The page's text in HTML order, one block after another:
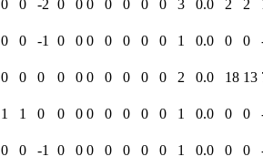
0 0 -2 0 0 0 0 0 0 0 3 0.0 2 2
0 0 -1 0 0 0 0 0 0 0 1 0.0 0 0
0 0 0 0 0 0 0 0 0 0 2 0.0 18 13
1 1 0 0 0 0 0 0 0 0 1 0.0 0 0
0 0 -1 0 0 0 0 0 0 0 1 0.0 0 0